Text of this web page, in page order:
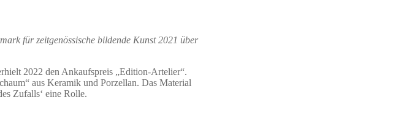
für zeitgenössische bildende Kunst 2021 über
2022 den Ankaufspreis „Edition-Artelier“.
aus Keramik und Porzellan. Das Material
Zufalls‘ eine Rolle.